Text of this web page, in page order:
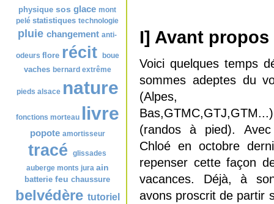
physique sos glace mont
pelé statistiques technologie
pluie changement anti-
odeurs flore récit boue
vaches bernard extrême
pieds alsace nature
fonctions morteau livre
popote amortisseur
tracé
glissades
auberge monts jura ain
batterie feu chaussure
belvédère tutoriel
I] Avant propos
Voici quelques temps
sommes adeptes du
(Alpes,
(randos à pied).
Chloé en octobre
repenser cette façon
vacances. Déjà, à
avons proscrit de partir